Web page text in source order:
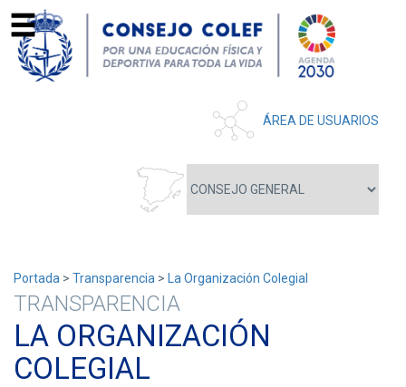
ÁREA DE USUARIOS
Portada > Transparencia > La Organización Colegial
TRANSPARENCIA
LA ORGANIZACIÓN
COLEGIAL